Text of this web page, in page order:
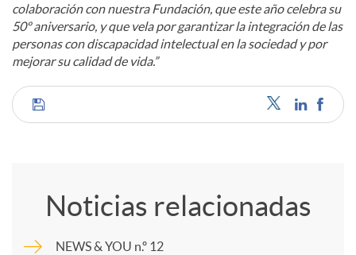
colaboración con nuestra Fundación, que este año celebra su
50º aniversario, y que vela por garantizar la integración de las
personas con discapacidad intelectual en la sociedad y por
mejorar su calidad de vida.”
C
m
Noticias relacionadas
NEWS & YOU n.º 12